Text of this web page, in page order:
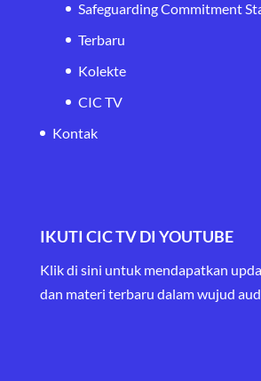
Safeguarding Commitment
Terbaru
Kolekte
CIC TV
Kontak
IKUTI CIC TV DI YOUTUBE
Klik di sini untuk mendapatkan
dan materi terbaru dalam wujud